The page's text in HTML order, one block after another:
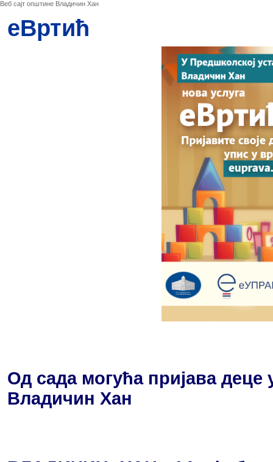
Веб сајт општине Владичин Хан
еВртић
Од сада могућа пријава
Владичин Хан